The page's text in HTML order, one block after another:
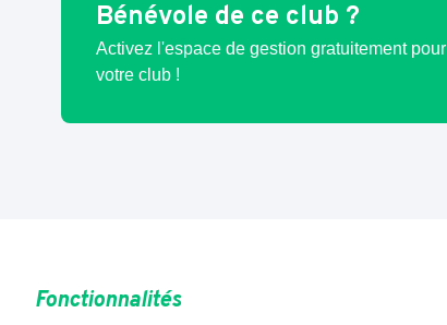
Bénévole de ce club ?
Activez l'espace de gestion gratuitement pour
votre club !
Fonctionnalités